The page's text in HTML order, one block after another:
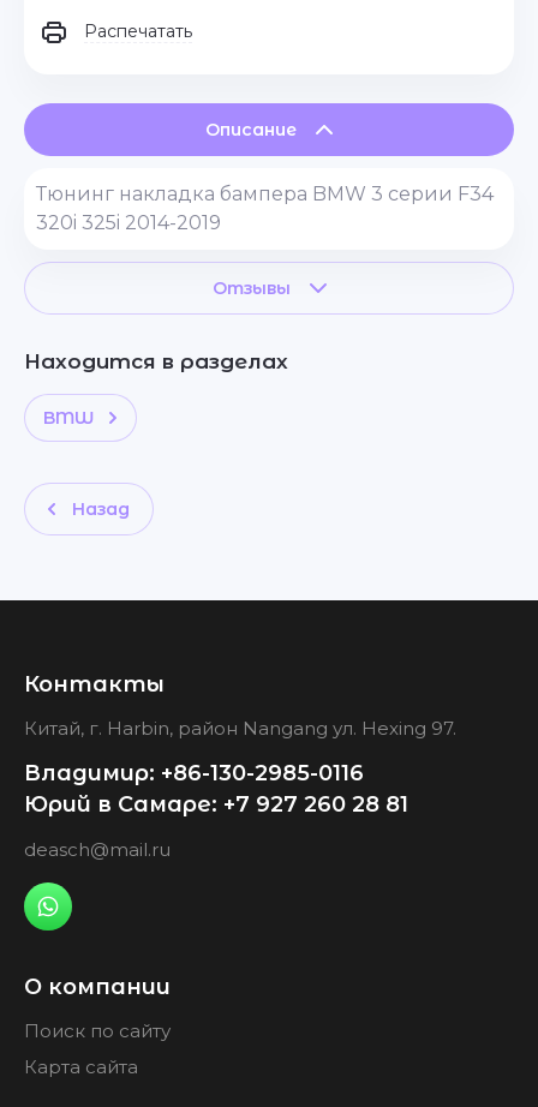
Распечатать
Описание
Тюнинг накладка бампера BMW 3 серии F34
320i 325i 2014-2019
Отзывы
Находится в разделах
BMW
Назад
Контакты
Китай, г. Harbin, район Nangang ул. Hexing 97.
Владимир: +86-130-2985-0116
Юрий в Самаре: +7 927 260 28 81
deasch@mail.ru
О компании
Поиск по сайту
Карта сайта